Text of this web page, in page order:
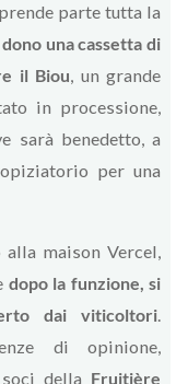
parte tutta la
una cassetta di
il Biou, un grande
in processione,
sarà benedetto, a
per una
maison Vercel,
dopo la funzione, si
dai viticoltori.
di opinione,
della Fruitière